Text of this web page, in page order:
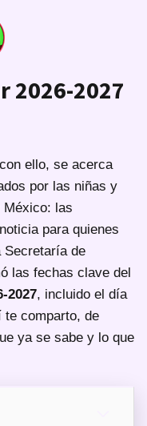
2026-2027
ello, se acerca
por las niñas y
México: las
para quienes
Secretaría de
las fechas clave del
2027, incluido el día
te comparto, de
ya se sabe y lo que